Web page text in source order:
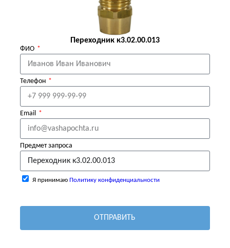
Переходник к3.02.00.013
ФИО
Телефон
Email
Предмет запроса
Я принимаю Политику конфиденциальности
ОТПРАВИТЬ